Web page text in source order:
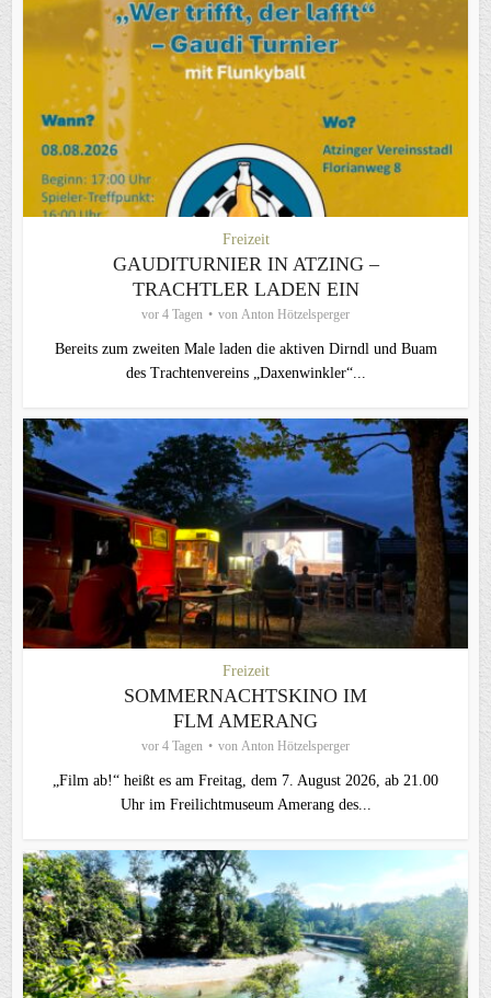
Freizeit
GAUDITURNIER IN ATZING –
TRACHTLER LADEN EIN
vor 4 Tagen von Anton Hötzelsperger
Bereits zum zweiten Male laden die aktiven Dirndl und Buam
des Trachtenvereins „Daxenwinkler“...
Freizeit
SOMMERNACHTSKINO IM
FLM AMERANG
vor 4 Tagen von Anton Hötzelsperger
„Film ab!“ heißt es am Freitag, dem 7. August 2026, ab 21.00
Uhr im Freilichtmuseum Amerang des...